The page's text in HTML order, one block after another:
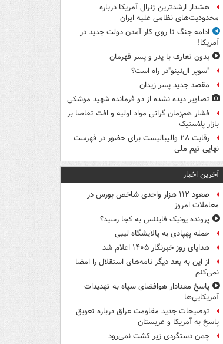
هشدار ارشدترین ژنرال آمریکا درباره
محدودیت‌های نظامی علیه ایران
ادامه جنگ تا روی کار آمدن دولت جدید در
آمریکا!
بدون تعارف با پدر و پسر قهرمان
"سوپر ال‌نینو"در راه است؟
مقصد جدید پسر زیدان
تصاویر دیده‌ نشده از دو فرمانده شهید موشکی
فشار هم‌زمان گرانی مواد اولیه و افت تقاضا بر
بازار پلاستیک
رقابت ۲۸ والیبالیست برای حضور در فهرست
نهایی تیم ملی
آخرین اخبار
صعود ۱۱۲ هزار واحدی شاخص بورس در
معاملات امروز
پرونده یونیک فایننس به کجا رسید؟
حمله پهپادی به پالایشگاه لیبی
هدایای روز خبرنگار ۱۴۰۵ اعلام شد
از این به بعد دیگر نامه‌های استقلال را امضا
نمی‌کنم
پاسخ معنادار هوافضای سپاه به تهدیدات
آمریکایی‌ها
توضیحات جدید مقاومت عراق درباره تعویق
پاسخ به آمریکا و عربستان
چمن دستگردی زیر کشت نمی‌رود